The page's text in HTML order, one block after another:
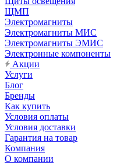
ЩМП
Электромагниты
Электромагниты МИС
Электромагниты ЭМИС
Электронные компоненты
Акции
Услуги
Блог
Бренды
Как купить
Условия оплаты
Условия доставки
Гарантия на товар
Компания
О компании